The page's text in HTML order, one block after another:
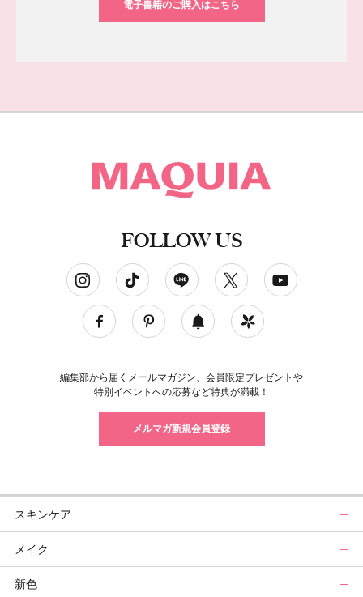
電子書籍のご購入はこちら
FOLLOW US
編集部から届くメールマガジン、会員限定プレゼントや
特別イベントへの応募など特典が満載！
メルマガ新規会員登録
スキンケア
スキンケアトップ
ニュース
メイク
メイクトップ
新色